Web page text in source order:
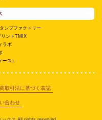
ンプファクトリー
リントTMIX
ラボ
ス）
取引法に基づく表記
合わせ